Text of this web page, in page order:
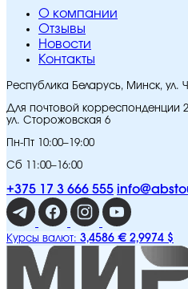
O компании
Отзывы
Новости
Контакты
Республика Беларусь, Минск, ул.
Для почтовой корреспонденции
ул. Сторожовская 6
Пн-Пт 10:00–19:00
Сб 11:00–16:00
+375 17 3 666 555
Курсы валют: 3,4586 € 2,9974 $